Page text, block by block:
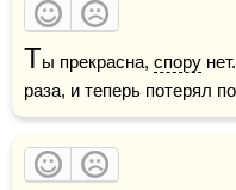
Ты прекрасна, спору
раза, и теперь потерял